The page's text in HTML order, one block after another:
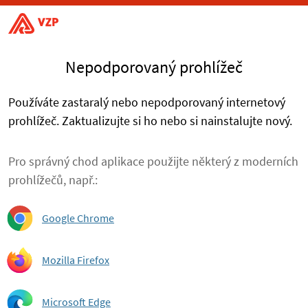
Nepodporovaný prohlížeč
Používáte zastaralý nebo nepodporovaný internetový
prohlížeč. Zaktualizujte si ho nebo si nainstalujte nový.
Pro správný chod aplikace použijte některý z moderních
prohlížečů, např.:
Google Chrome
Mozilla Firefox
Microsoft Edge